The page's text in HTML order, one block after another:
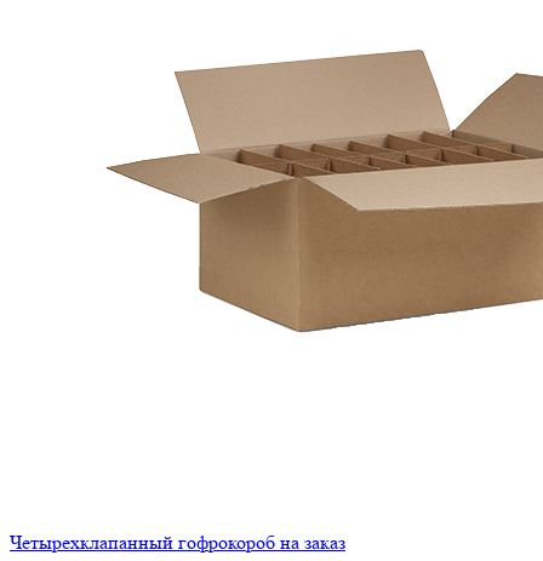
Четырехклапанный гофрокороб на заказ